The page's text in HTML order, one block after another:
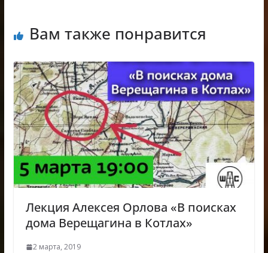
Вам также понравится
Лекция Алексея Орлова «В поисках
дома Верещагина в Котлах»
2 марта, 2019